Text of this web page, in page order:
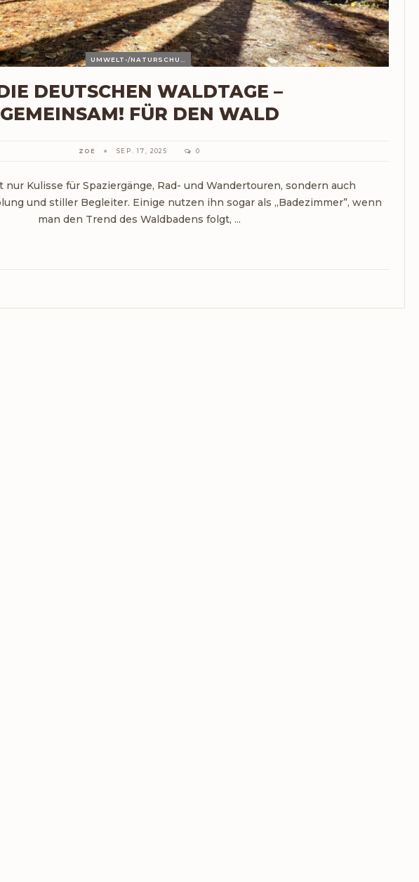
DEUTSCHEN WALDTAGE –
GEMEINSAM! FÜR DEN WALD
ZOE SEP. 17, 2025 0
nur Kulisse für Spaziergänge, Rad- und Wandertouren, sondern auch
und stiller Begleiter. Einige nutzen ihn sogar als „Badezimmer”, wenn
man den Trend des Waldbadens folgt, ...